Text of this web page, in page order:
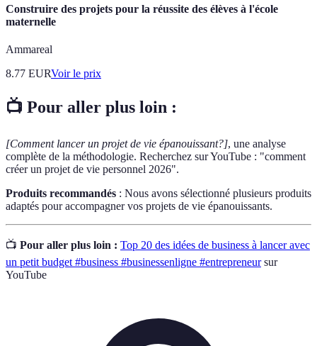
Construire des projets pour la réussite des élèves à l'école
maternelle
Ammareal
8.77 EURVoir le prix
📺 Pour aller plus loin :
[Comment lancer un projet de vie épanouissant?], une analyse
complète de la méthodologie. Recherchez sur YouTube : "comment
créer un projet de vie personnel 2026".
Produits recommandés : Nous avons sélectionné plusieurs produits
adaptés pour accompagner vos projets de vie épanouissants.
📺 Pour aller plus loin : Top 20 des idées de business à lancer avec
un petit budget #business #businessenligne #entrepreneursur
YouTube